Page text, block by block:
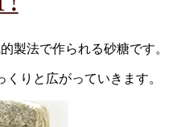
製法で作られる砂糖です。
りと広がっていきます。